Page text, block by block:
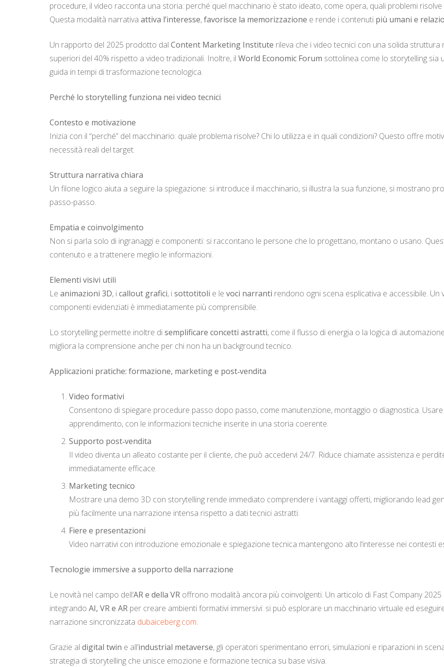
procedure, il video racconta una storia: perché quel macchinario è stato ideato, come opera, quali problemi
Questa modalità narrativa attiva l’interesse,favorisce la memorizzazione e rende i contenuti più umani e
Un rapporto del 2025 prodotto dal Content Marketing Institute rileva che i video tecnici con una solida
superiori del 40% rispetto a video tradizionali. Inoltre, il World Economic Forum sottolinea come lo storytelling sia
guida in tempi di trasformazione tecnologica.
Perché lo storytelling funziona nei video tecnici
Contesto e motivazione
Inizia con il “perché” del macchinario: quale problema risolve? Chi lo utilizza e in quali condizioni? Questo offre
necessità reali del target.
Struttura narrativa chiara
Un filone logico aiuta a seguire la spiegazione: si introduce il macchinario, si illustra la sua funzione, si mostrano
passo-passo.
Empatia e coinvolgimento
Non si parla solo di ingranaggi e componenti: si raccontano le persone che lo progettano, montano o usano.
contenuto e a trattenere meglio le informazioni.
Elementi visivi utili
Le animazioni 3D, icallout grafici, isottotitoli e le voci narranti rendono ogni scena esplicativa e accessibile.
componenti evidenziati è immediatamente più comprensibile.
Lo storytelling permette inoltre disemplificare concetti astratti, come il flusso di energia o la logica di
migliora la comprensione anche per chi non ha un background tecnico.
Applicazioni pratiche: formazione, marketing e post‑vendita
Video formativi
Consentono di spiegare procedure passo dopo passo, come manutenzione, montaggio o diagnostica.
apprendimento, con le informazioni tecniche inserite in una storia coerente.
Supporto post‑vendita
Il video diventa un alleato costante per il cliente, che può accedervi 24/7. Riduce chiamate assistenza e
immediatamente efficace.
Marketing tecnico
Mostrare una demo 3D con storytelling rende immediato comprendere i vantaggi offerti, migliorando lead
più facilmente una narrazione intensa rispetto a dati tecnici astratti.
Fiere e presentazioni
Video narrativi con introduzione emozionale e spiegazione tecnica mantengono alto l’interesse nei contesti
Tecnologie immersive a supporto della narrazione
Le novità nel campo dell’AR e della VR offrono modalità ancora più coinvolgenti. Un articolo di Fast Company2025
integrando AI, VR e AR per creare ambienti formativi immersivi: si può esplorare un macchinario virtuale ed
narrazione sincronizzata dubaiceberg.com.
Grazie al digital twin e all’industrial metaverse, gli operatori sperimentano errori, simulazioni e riparazioni in
strategia di storytelling che unisce emozione e formazione tecnica su base visiva.